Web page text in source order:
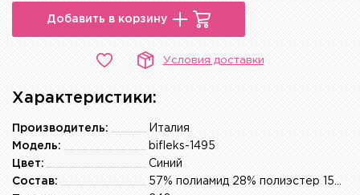
Добавить в корзину
Условия доставки
Характеристики:
Италия
Производитель:
bifleks-1495
Модель:
Синий
Цвет:
Состав: